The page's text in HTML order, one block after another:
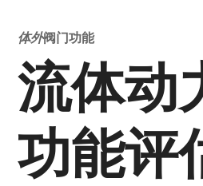
体外阀门功能
流体动
功能评